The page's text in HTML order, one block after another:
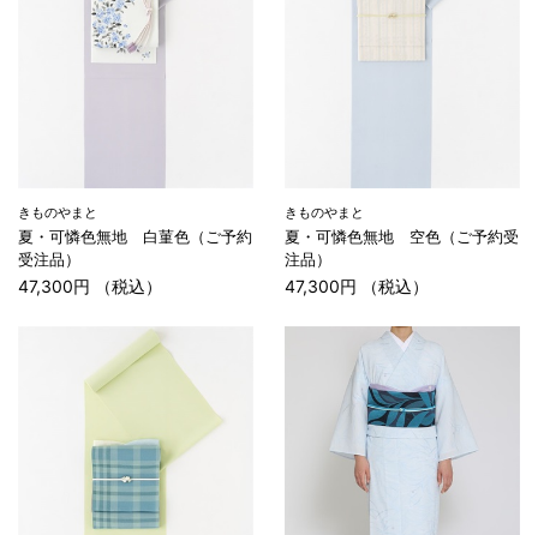
きものやまと
夏・可憐色無地 白菫色（ご予約
受注品）
47,300円 （税込）
きものやまと
夏・可憐色無地 空色（ご予約受
注品）
47,300円 （税込）